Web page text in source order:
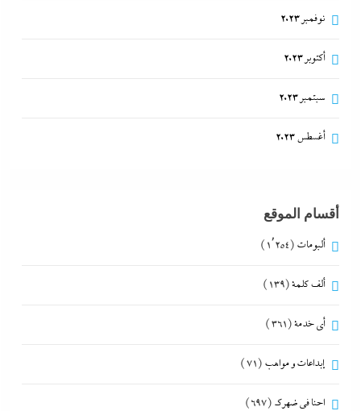
نوفمبر 2023
أكتوبر 2023
سبتمبر 2023
أغسطس 2023
أقسام الموقع
ألبومات (1٬254)
ألف كلمة(139)
أي خدمة(361)
إبداعات و مواهب (71)
احنا في ضهرك (697)